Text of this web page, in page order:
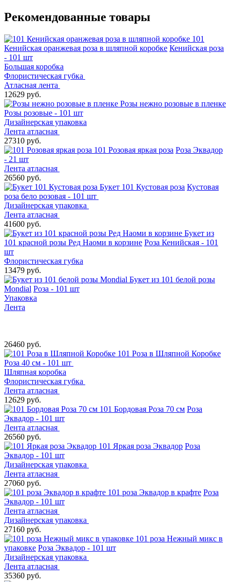
Рекомендованные товары
101
Кенийская оранжевая роза в шляпной коробке Кенийская роза
- 101 шт
Большая коробка
Флористическая губка
Атласная лента
12629 руб.
Розы нежно розовые в пленке
Розы розовые - 101 шт
Дизайнерская упаковка
Лента атласная
27310 руб.
101 Розовая яркая роза Роза Эквадор
- 21 шт
Лента атласная
26560 руб.
Букет 101 Кустовая роза Кустовая
роза бело розовая - 101 шт
Дизайнерская упаковка
Лента атласная
41600 руб.
Букет из
101 красной розы Ред Наоми в корзине Роза Кенийская - 101
шт
Флористическая губка
13479 руб.
Букет из 101 белой розы
Mondial Роза - 101 шт
Упаковка
Лента
26460 руб.
101 Роза в Шляпной Коробке
Роза 40 см - 101 шт
Шляпная коробка
Флористическая губка
Лента атласная
12629 руб.
101 Бордовая Роза 70 см Роза
Эквадор - 101 шт
Лента атласная
26560 руб.
101 Яркая роза Эквадор Роза
Эквадор - 101 шт
Дизайнерская упаковка
Лента атласная
27060 руб.
101 роза Эквадор в крафте Роза
Эквадор - 101 шт
Лента атласная
Дизайнерская упаковка
27160 руб.
101 роза Нежный микс в
упаковке Роза Эквадор - 101 шт
Дизайнерская упаковка
Лента атласная
35360 руб.